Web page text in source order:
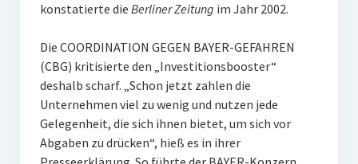
konstatierte die Berliner Zeitung im Jahr 2002.
Die COORDINATION GEGEN BAYER-GEFAHREN
(CBG) kritisierte den „Investitionsbooster“
deshalb scharf. „Schon jetzt zahlen die
Unternehmen viel zu wenig und nutzen jede
Gelegenheit, die sich ihnen bietet, um sich vor
Abgaben zu drücken“, hieß es in ihrer